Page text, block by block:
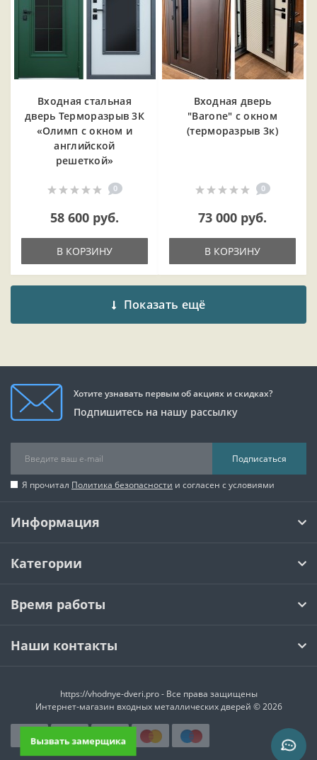
Входная cтальная
дверь Терморазрыв 3К
«Олимп с окном и
английской
решеткой»
0
58 600 руб.
В КОРЗИНУ
Входная дверь
"Barone" с окном
(терморазрыв 3к)
0
73 000 руб.
В КОРЗИНУ
Показать ещё
Хотите узнавать первым об акциях и скидках?
Подпишитесь на нашу рассылку
Подписаться
Я прочитал Политика безопасности и согласен с условиями
Информация
Категории
Время работы
Наши контакты
https://vhodnye-dveri.pro - Все права защищены
Интернет-магазин входных металлических дверей © 2026
Вызвать замерщика